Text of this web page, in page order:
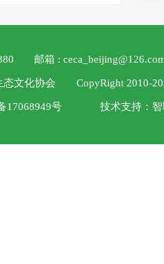
邮箱 :
态文化协会 CopyRight 2010-
17068949号 技术支持：